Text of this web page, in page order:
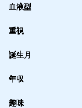
血液型
重視
誕生月
年収
趣味